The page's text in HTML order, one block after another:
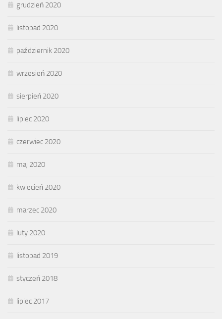
grudzień 2020
listopad 2020
październik 2020
wrzesień 2020
sierpień 2020
lipiec 2020
czerwiec 2020
maj 2020
kwiecień 2020
marzec 2020
luty 2020
listopad 2019
styczeń 2018
lipiec 2017